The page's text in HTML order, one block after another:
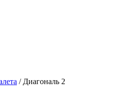
/ Диагональ 2